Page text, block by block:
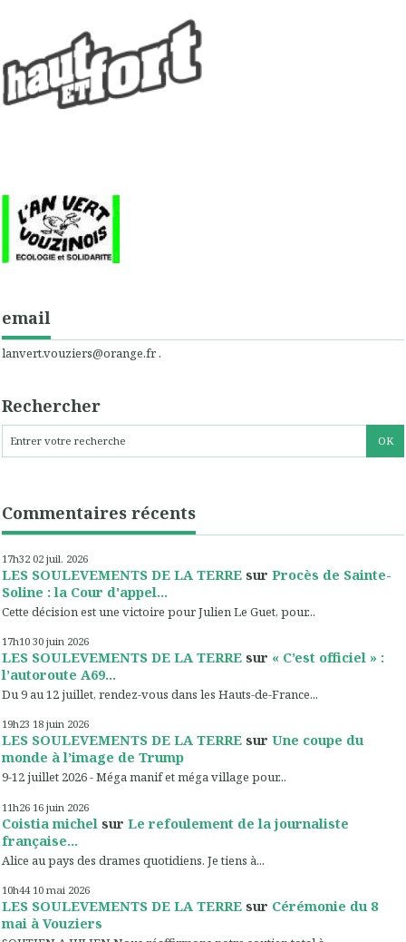
email
lanvert.vouziers@orange.fr .
Rechercher
Commentaires récents
17h32 02 juil. 2026
LES SOULEVEMENTS DE LA TERRE sur Procès de Sainte-
Soline : la Cour d'appel...
Cette décision est une victoire pour Julien Le Guet, pour...
17h10 30 juin 2026
LES SOULEVEMENTS DE LA TERRE sur « C’est officiel » :
l’autoroute A69...
Du 9 au 12 juillet, rendez-vous dans les Hauts-de-France...
19h23 18 juin 2026
LES SOULEVEMENTS DE LA TERRE sur Une coupe du
monde à l’image de Trump
9-12 juillet 2026 - Méga manif et méga village pour...
11h26 16 juin 2026
Coistia michel sur Le refoulement de la journaliste
française...
Alice au pays des drames quotidiens. Je tiens à...
10h44 10 mai 2026
LES SOULEVEMENTS DE LA TERRE sur Cérémonie du 8
mai à Vouziers